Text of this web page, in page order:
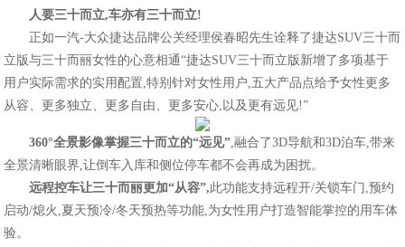
人要三十而立,车亦有三十而立!
正如一汽-大众捷达品牌公关经理侯春昭先生诠释了捷达SUV三十而
立版与三十而丽女性的心意相通“捷达SUV三十而立版新增了多项基于
用户实际需求的实用配置,特别针对女性用户,五大产品点给予女性更多
从容、更多独立、更多自由、更多安心,以及更有远见!”
360°全景影像掌握三十而立的“远见”,融合了3D导航和3D泊车,带来
全景清晰眼界,让倒车入库和侧位停车都不会再成为困扰。
远程控车让三十而丽更加“从容”,此功能支持远程开/关锁车门,预约
启动/熄火,夏天预冷/冬天预热等功能,为女性用户打造智能掌控的用车体
验。